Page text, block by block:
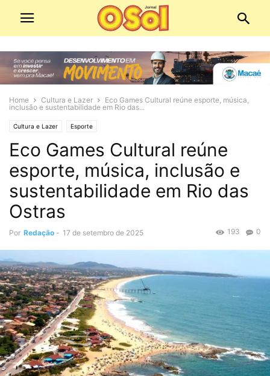
Home Cultura e Lazer
Eco Games Cultural reúne esporte, música,
inclusão e sustentabilidade em Rio das...
Cultura e Lazer Esporte
Eco Games Cultural reúne
esporte, música, inclusão e
sustentabilidade em Rio das
Ostras
Por Redação - 17 de setembro de 2025 0
193